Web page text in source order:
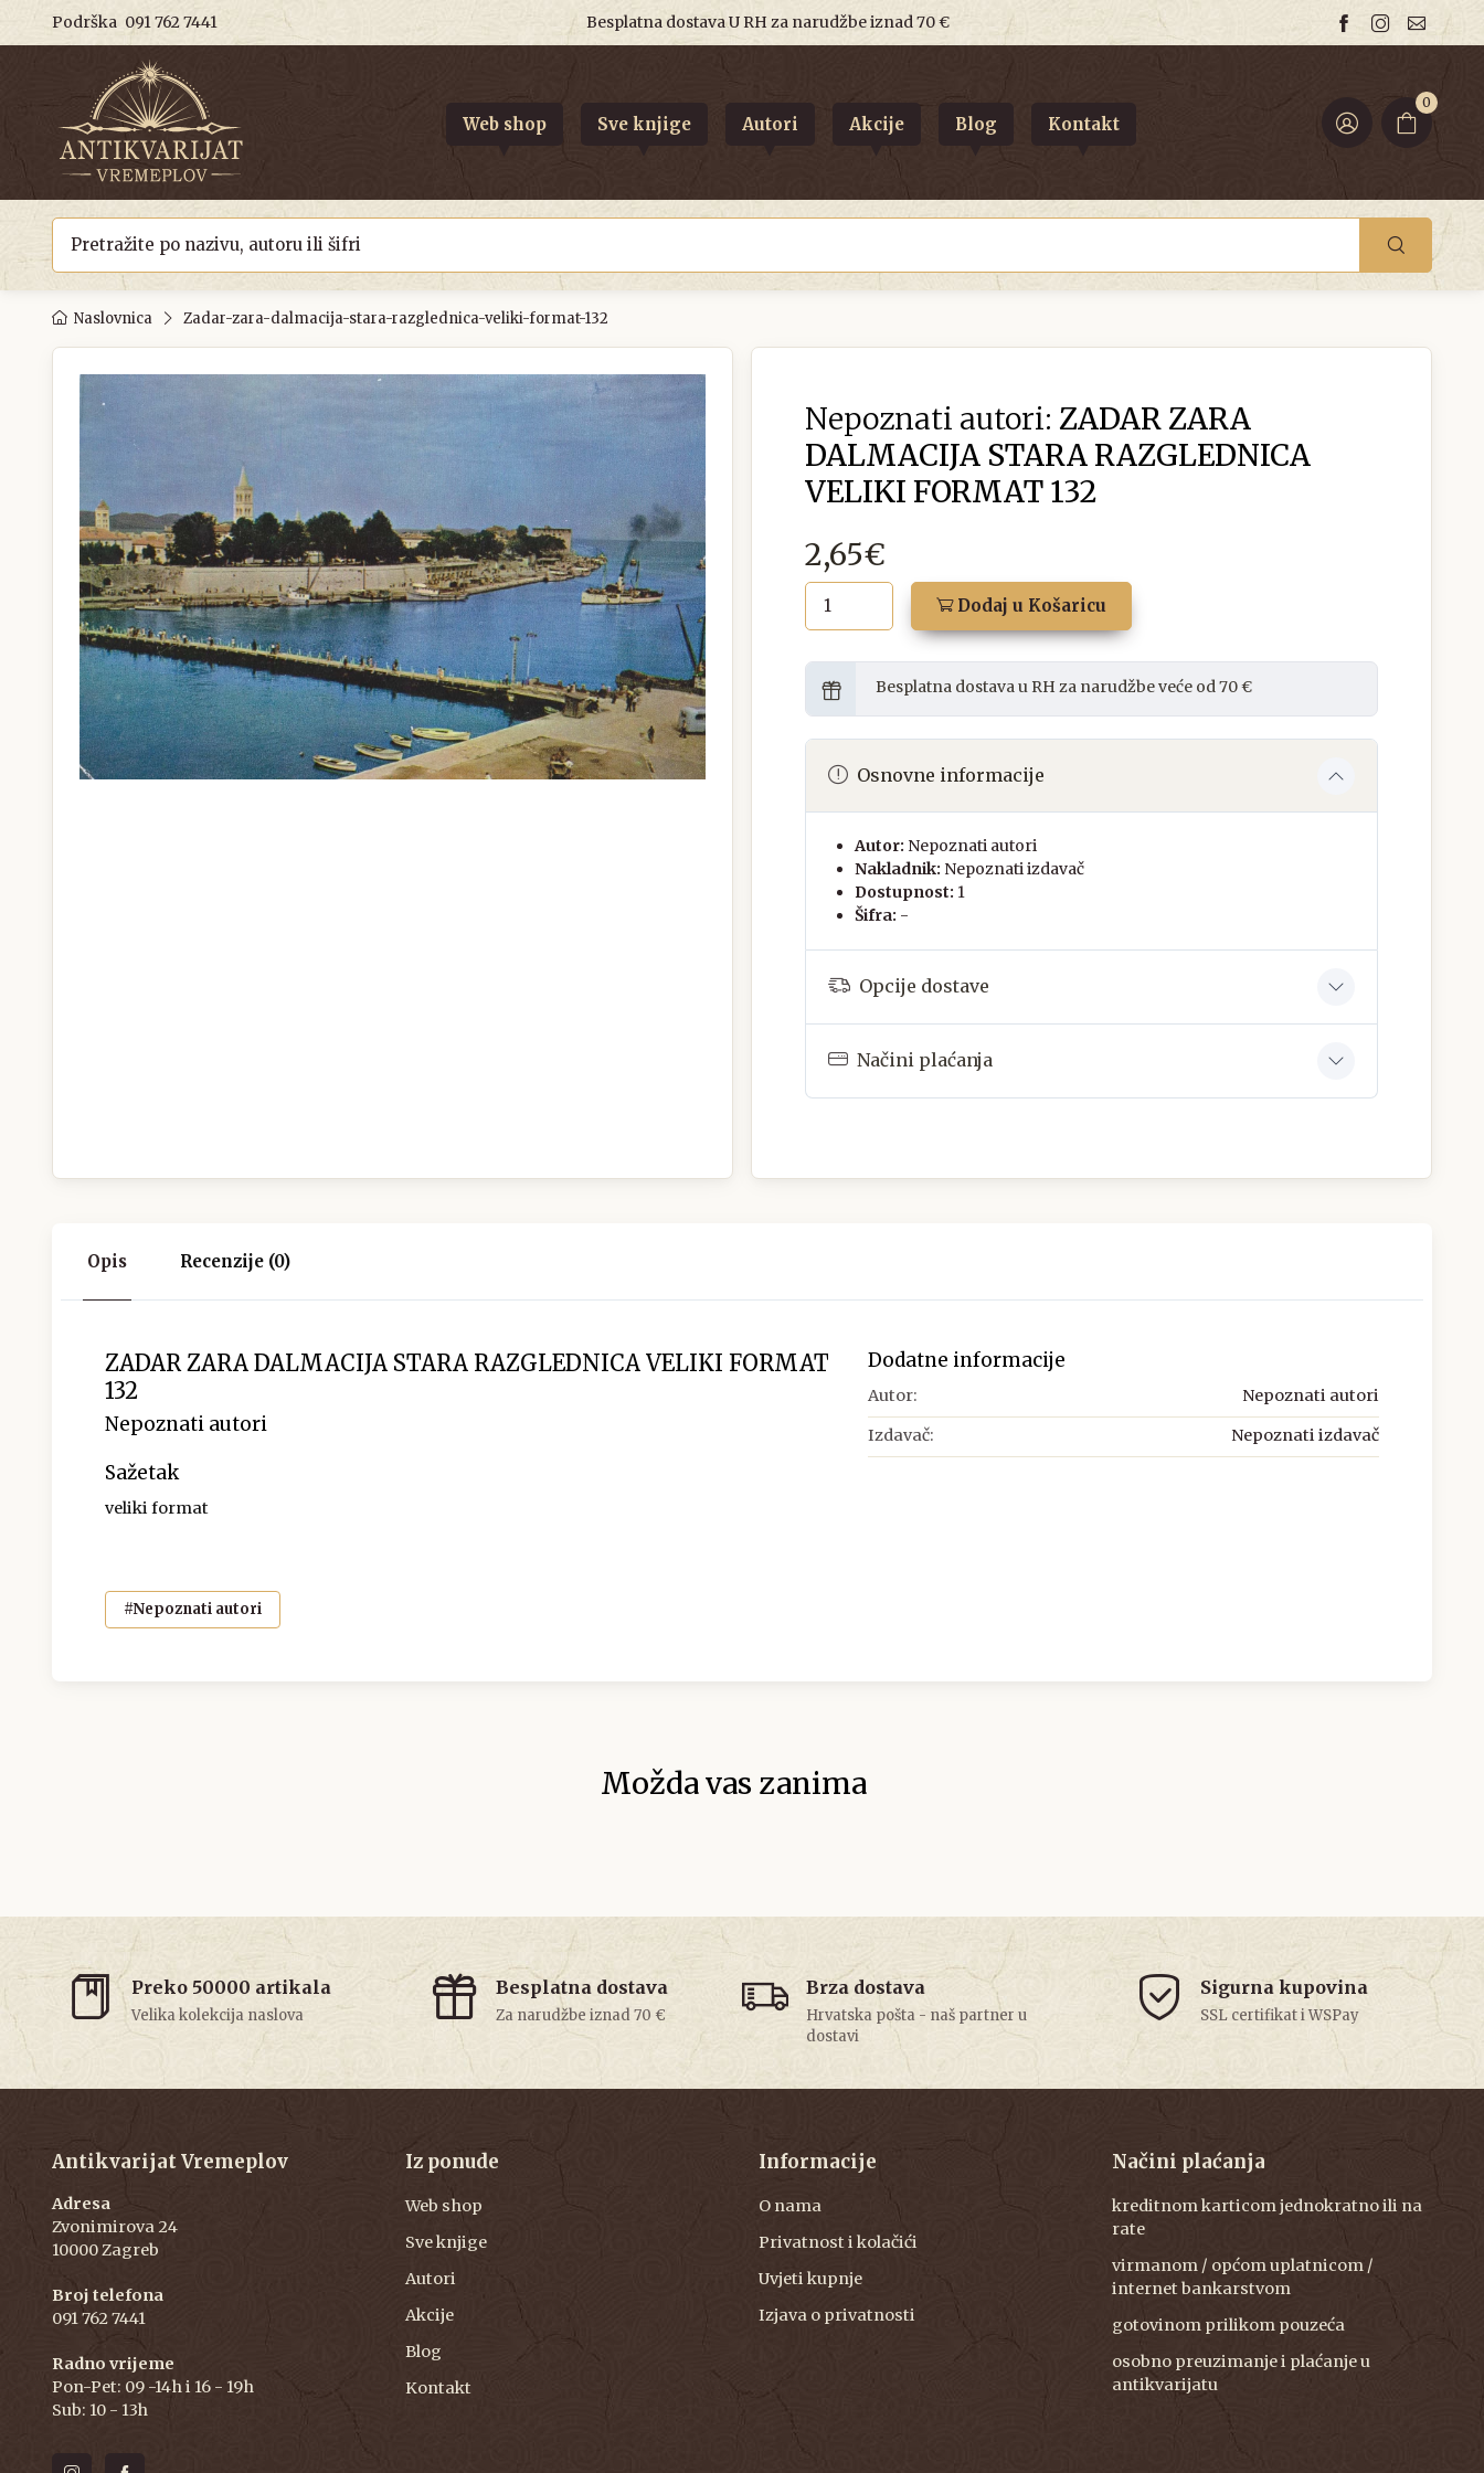
Podrška 091 762 7441 Besplatna dostava U RH za narudžbe iznad 70 €
0
Web shop Sve knjige Autori Akcije Blog Kontakt
Naslovnica Zadar-zara-dalmacija-stara-razglednica-veliki-format-132
Nepoznati autori: ZADAR ZARA
DALMACIJA STARA RAZGLEDNICA
VELIKI FORMAT 132
2,65€
Dodaj u Košaricu
Besplatna dostava u RH za narudžbe veće od 70 €
Osnovne informacije
Autor: Nepoznati autori
Nakladnik: Nepoznati izdavač
Dostupnost: 1
Šifra: -
Opcije dostave
Načini plaćanja
Opis Recenzije (0)
ZADAR ZARA DALMACIJA STARA RAZGLEDNICA VELIKI FORMAT
132
Nepoznati autori
Sažetak
veliki format
#Nepoznati autori
Dodatne informacije
Autor: Nepoznati autori
Izdavač: Nepoznati izdavač
Možda vas zanima
Preko 50000 artikala
Velika kolekcija naslova
Besplatna dostava
Za narudžbe iznad 70 €
Brza dostava
Hrvatska pošta - naš partner u
dostavi
Sigurna kupovina
SSL certifikat i WSPay
Antikvarijat Vremeplov
Adresa
Zvonimirova 24
10000 Zagreb
Broj telefona
091 762 7441
Radno vrijeme
Pon-Pet: 09 -14h i 16 - 19h
Sub: 10 - 13h
Iz ponude
Web shop
Sve knjige
Autori
Akcije
Blog
Kontakt
Informacije
O nama
Privatnost i kolačići
Uvjeti kupnje
Izjava o privatnosti
Načini plaćanja
kreditnom karticom jednokratno ili na
rate
virmanom / općom uplatnicom /
internet bankarstvom
gotovinom prilikom pouzeća
osobno preuzimanje i plaćanje u
antikvarijatu